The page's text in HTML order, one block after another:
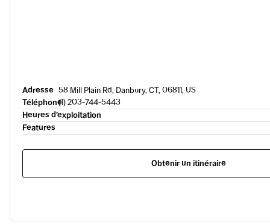
Adresse 58 Mill Plain Rd, Danbury, CT, 06811, US
Téléphone(1) 203-744-5443
Heures d’exploitation
Features
Obtenir un itinéraire